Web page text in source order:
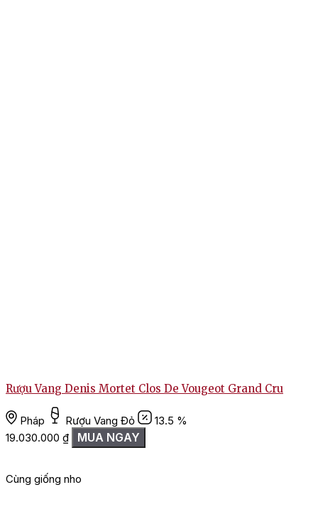
Rượu Vang Denis Mortet Clos De Vougeot Grand Cru
Pháp Rượu Vang Đỏ
13.5 %
19.030.000 ₫ MUA NGAY
Cùng giống nho